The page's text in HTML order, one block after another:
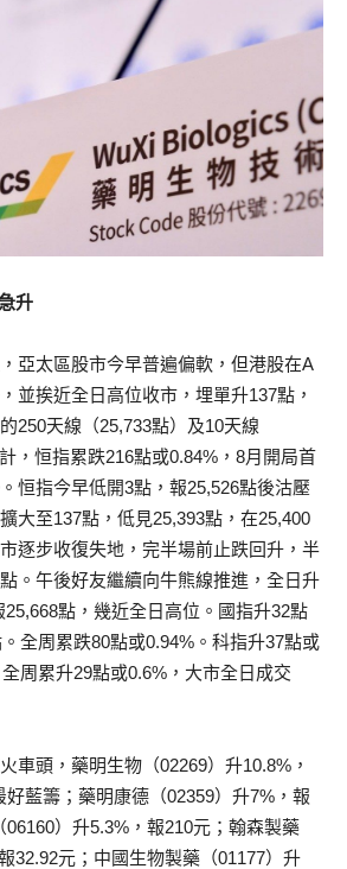
升
亞太區股市今早普遍偏軟，但港股在A
並挨近全日高位收市，埋單升137點，
250天線（25,733點）及10天線
，恒指累跌216點或0.84%，8月開局首
恒指今早低開3點，報25,526點後沽壓
大至137點，低見25,393點，在25,400
逐步收復失地，完半場前止跌回升，半
。午後好友繼續向牛熊線推進，全日升
25,668點，幾近全日高位。國指升32點
全周累跌80點或0.94%。科指升37點或
周累升29點或0.6%，大市全日成交
車頭，藥明生物（02269）升10.8%，
藍籌；藥明康德（02359）升7%，報
06160）升5.3%，報210元；翰森製藥
32.92元；中國生物製藥（01177）升